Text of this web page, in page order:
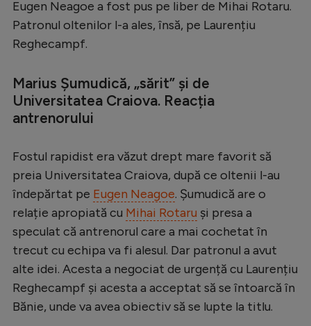
Ligue 1
Campionate
EURO 2024
Stranieri
Tenis
Handbal
Natație
Formula 1
Eugen Neagoe a fost pus pe liber de Mihai Rotaru.
Patronul oltenilor l-a ales, însă, pe Laurențiu
Reghecampf.
Marius Șumudică, „sărit” și de
Universitatea Craiova. Reacția
antrenorului
Fostul rapidist era văzut drept mare favorit să
preia Universitatea Craiova, după ce oltenii l-au
îndepărtat pe Eugen Neagoe. Șumudică are o
relație apropiată cu Mihai Rotaru și presa a
speculat că antrenorul care a mai cochetat în
trecut cu echipa va fi alesul. Dar patronul a avut
alte idei. Acesta a negociat de urgență cu Laurențiu
Reghecampf și acesta a acceptat să se întoarcă în
Bănie, unde va avea obiectiv să se lupte la titlu.